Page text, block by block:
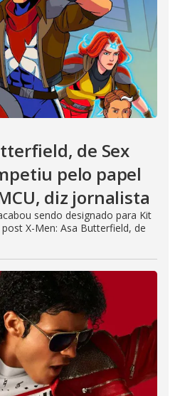
de Sex
pelo papel
diz jornalista
sendo designado para Kit
X-Men: Asa Butterfield, de